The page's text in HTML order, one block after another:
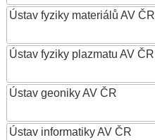
Ústav fyziky materiálů AV ČR
Ústav fyziky plazmatu AV ČR
Ústav geoniky AV ČR
Ústav informatiky AV ČR